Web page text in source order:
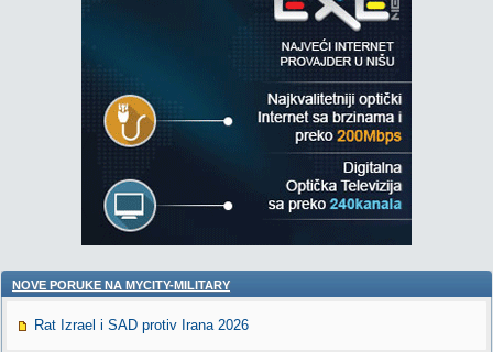
NOVE PORUKE NA MYCITY-MILITARY
Rat Izrael i SAD protiv Irana 2026